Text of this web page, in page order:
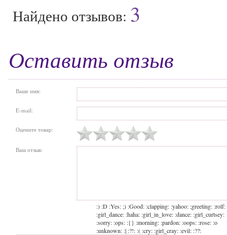
Найдено отзывов: 3
Оставить отзыв
Ваше имя:
E-mail:
Оцените товар:
Ваш отзыв:
:) :D :Yes: ;) :Good: :clapping: :yahoo: ;greeting: :rolf:
:girl_dance: :haha: :girl_in_love: :dance: :girl_curtsey:
:sorry: :ops: :{} :morning: :pardon: :oops: :rose: :o
:unknown: :| :?!: :( :cry: :girl_cray: :evil: :??: